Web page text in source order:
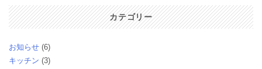
カテゴリー
お知らせ (6)
キッチン (3)